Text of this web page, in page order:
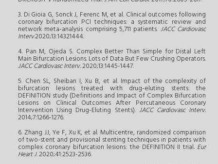
3. Di Gioia G, Sonck J, Ferenc M, et al. Clinical outcomes following
coronary bifurcation PCI techniques: a systematic review and
network meta-analysis comprising 5,711 patients. JACC Cardiovasc
Interv.2020;13:14321444.
4. Pan M, Ojeda S. Complex Better Than Simple for Distal Left
Main Bifurcation Lesions. Lots of Data But Few Crushing Operators.
JACC Cardiovasc Interv.2020;13:1445-1447.
5. Chen SL, Sheiban I, Xu B, et al. Impact of the complexity of
bifurcation lesions treated with drug-eluting stents: the
DEFINITION study (Definitions and Impact of Complex Bifurcation
Lesions on Clinical Outcomes After Percutaneous Coronary
Intervention Using Drug-Eluting Stents). JACC Cardiovasc Interv.
2014;7:1266-1276.
6. Zhang JJ, Ye F, Xu K, et al. Multicentre, randomized comparison
of two-stent and provisional stenting techniques in patients with
complex coronary bifurcation lesions: the DEFINITION II trial. Eur
Heart J. 2020;41:2523-2536.